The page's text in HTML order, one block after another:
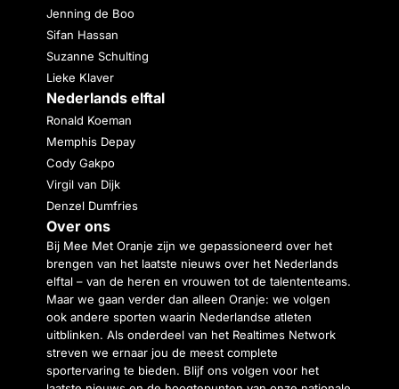
Jenning de Boo
Sifan Hassan
Suzanne Schulting
Lieke Klaver
Nederlands elftal
Ronald Koeman
Memphis Depay
Cody Gakpo
Virgil van Dijk
Denzel Dumfries
Over ons
Bij Mee Met Oranje zijn we gepassioneerd over het
brengen van het laatste nieuws over het Nederlands
elftal – van de heren en vrouwen tot de talententeams.
Maar we gaan verder dan alleen Oranje: we volgen
ook andere sporten waarin Nederlandse atleten
uitblinken. Als onderdeel van het Realtimes Network
streven we ernaar jou de meest complete
sportervaring te bieden. Blijf ons volgen voor het